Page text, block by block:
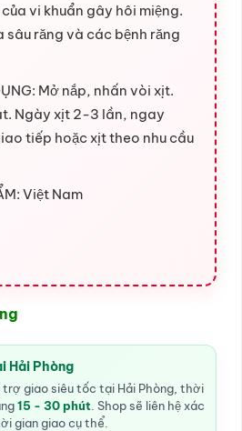
vi khuẩn gây hôi miệng.
răng và các bệnh răng
Mở nắp, nhấn vòi xịt.
Ngày xịt 2-3 lần, ngay
tiếp hoặc xịt theo nhu cầu
Việt Nam
Hải Phòng
trợ giao siêu tốc tại Hải Phòng, thời
15 - 30 phút . Shop sẽ liên hệ xác
gian giao cụ thể.